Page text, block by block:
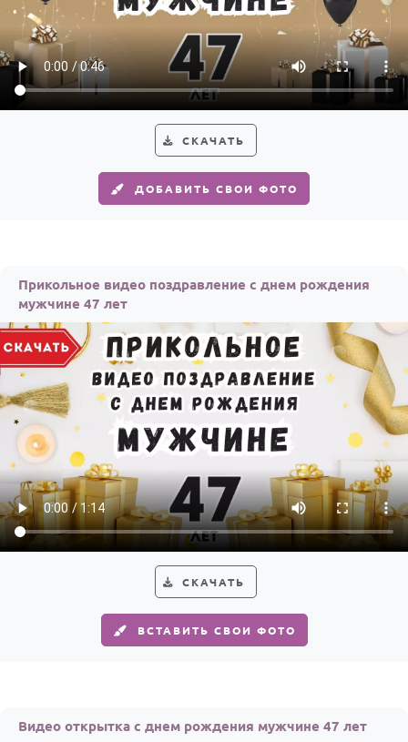
СКАЧАТЬ
ДОБАВИТЬ СВОИ ФОТО
Прикольное видео поздравление с днем рождения
мужчине 47 лет
СКАЧАТЬ
ВСТАВИТЬ СВОИ ФОТО
Видео открытка с днем рождения мужчине 47 лет